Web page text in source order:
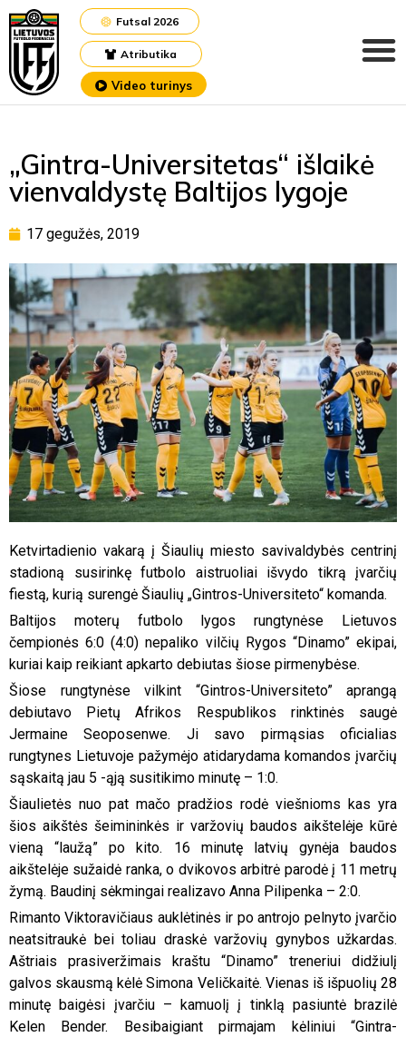
Atributika
Futsal 2026
Video turinys
„Gintra-Universitetas“ išlaikė
vienvaldystę Baltijos lygoje
17 gegužės, 2019
Ketvirtadienio vakarą į Šiaulių miesto savivaldybės centrinį
stadioną susirinkę futbolo aistruoliai išvydo tikrą įvarčių
fiestą, kurią surengė Šiaulių „Gintros-Universiteto“ komanda.
Baltijos moterų futbolo lygos rungtynėse Lietuvos
čempionės 6:0 (4:0) nepaliko vilčių Rygos “Dinamo” ekipai,
kuriai kaip reikiant apkarto debiutas šiose pirmenybėse.
Šiose rungtynėse vilkint “Gintros-Universiteto” aprangą
debiutavo Pietų Afrikos Respublikos rinktinės saugė
Jermaine Seoposenwe. Ji savo pirmąsias oficialias
rungtynes Lietuvoje pažymėjo atidarydama komandos įvarčių
sąskaitą jau 5 -ąją susitikimo minutę – 1:0.
Šiaulietės nuo pat mačo pradžios rodė viešnioms kas yra
šios aikštės šeimininkės ir varžovių baudos aikštelėje kūrė
vieną “laužą” po kito. 16 minutę latvių gynėja baudos
aikštelėje sužaidė ranka, o dvikovos arbitrė parodė į 11 metrų
žymą. Baudinį sėkmingai realizavo Anna Pilipenka – 2:0.
Rimanto Viktoravičiaus auklėtinės ir po antrojo pelnyto įvarčio
neatsitraukė bei toliau draskė varžovių gynybos užkardas.
Aštriais prasiveržimais kraštu “Dinamo” treneriui didžiulį
galvos skausmą kėlė Simona Veličkaitė. Vienas iš išpuolių 28
minutę baigėsi įvarčiu – kamuolį į tinklą pasiuntė brazilė
Kelen Bender. Besibaigiant pirmajam kėliniui “Gintra-